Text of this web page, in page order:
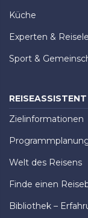
Küche
Experten &
Sport &
REISEASSISTENT
Zielinformationen
Welt des Reisens
Finde einen
Bibliothek –